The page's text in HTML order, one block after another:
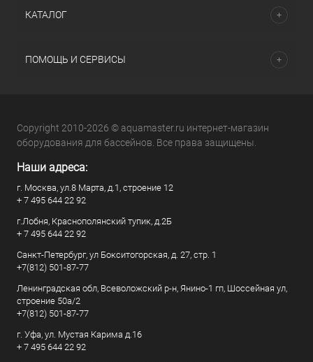
КАТАЛОГ
ПОМОЩЬ И СЕРВИСЫ
Copyright 2010-2026 © aquamaster.ru интернет-магазин
оборудования для бассейнов. Все права защищены.
Наши адреса:
г. Москва, ул.8 Марта, д.1, строение 12
+ 7 495 644 22 92
г.Лобня, Краснополянский тупик, д.2Б
+ 7 495 644 22 92
Санкт-Петербург, ул Бокситогорская, д. 27, стр. 1
+7(812) 501-87-77
Ленинградская обл, Всеволожский р-н, Янино-1 гп, Шоссейная ул,
строение 50а/2
+7(812) 501-87-77
г. Уфа, ул. Мустая Карима д.16
+ 7 495 644 22 92